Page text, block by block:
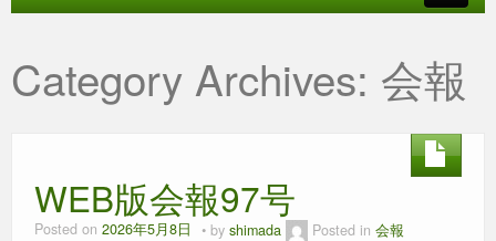
参加する
Category Archives: 会報
WEB版会報97号
Posted on 2026年5月8日 by shimada Posted in 会報